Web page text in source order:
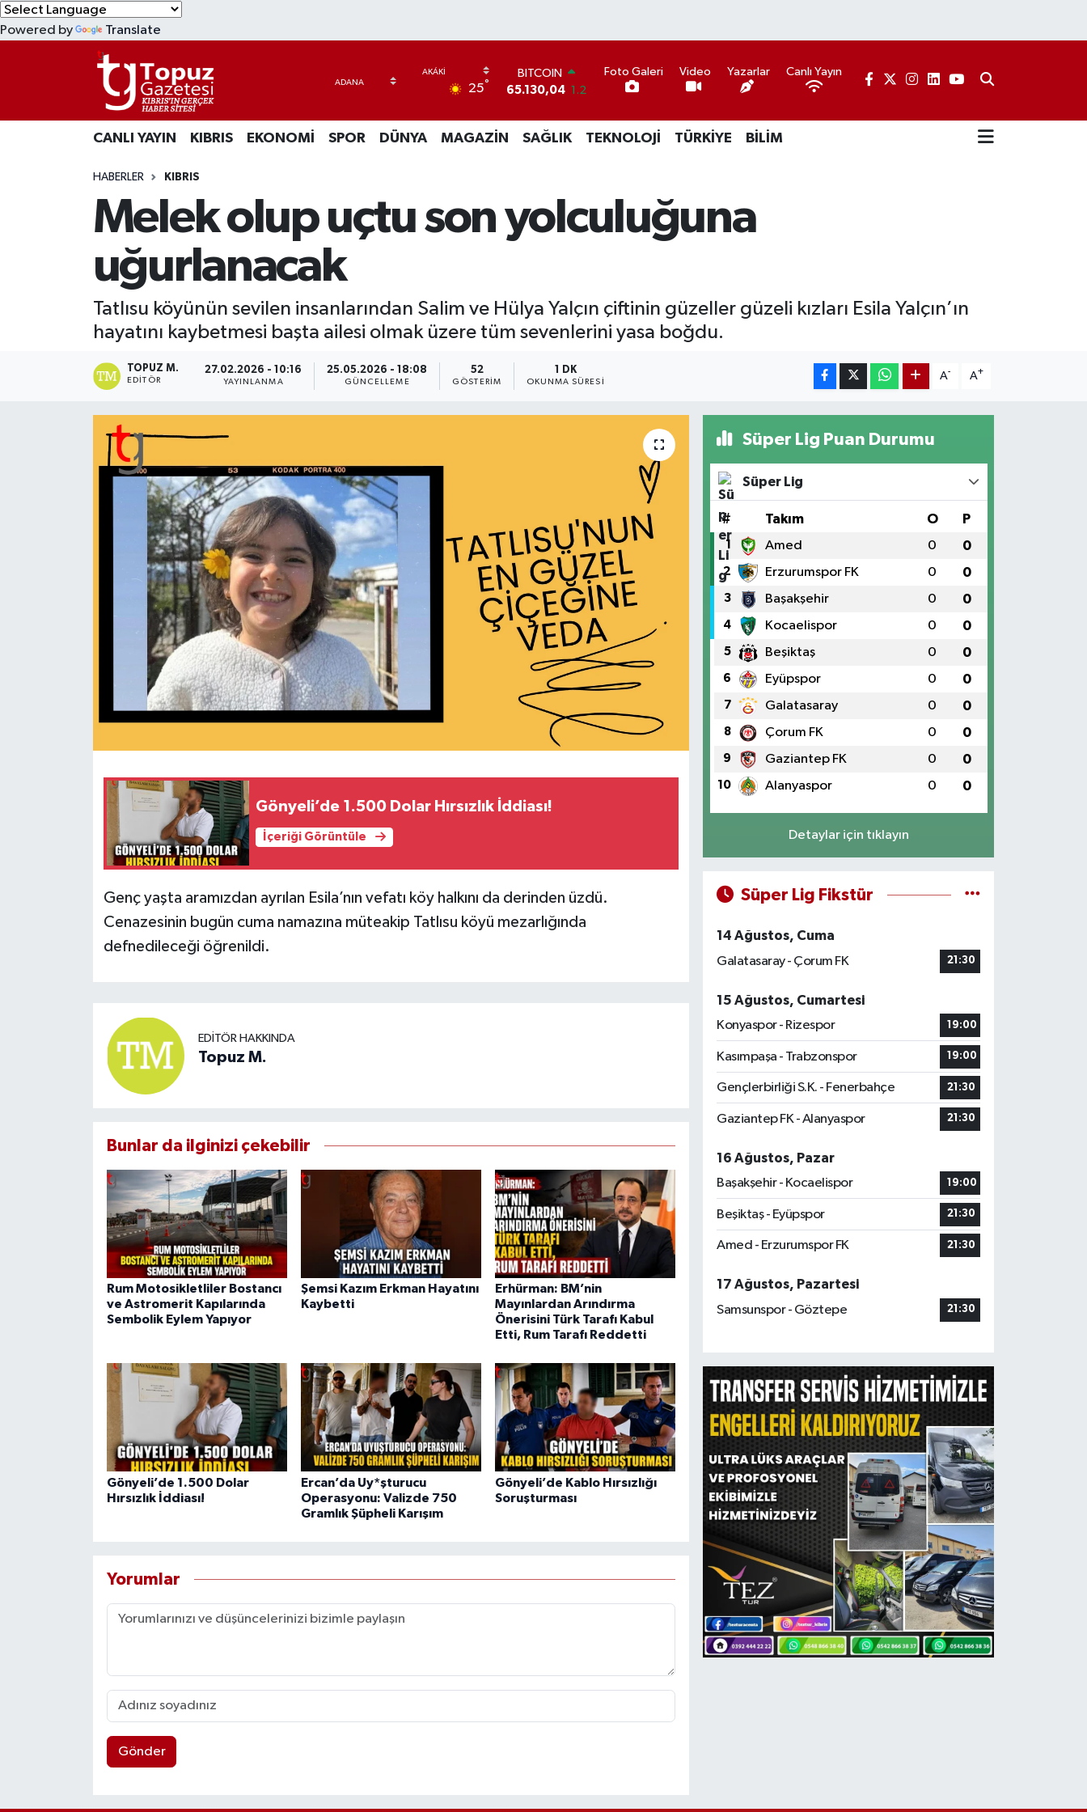
Powered by Translate
25°
BITCOIN
65.130,04 1.2
47,7106 0.17
EURO
GRAM ALTIN
6618.49
2.12
BİST100
Foto Galeri Video Yazarlar Canlı Yayın
CANLI YAYIN KIBRIS EKONOMİ SPOR DÜNYA MAGAZİN SAĞLIK TEKNOLOJİ TÜRKİYE BİLİM
HABERLER KIBRIS
Melek olup uçtu son yolculuğuna
uğurlanacak
Tatlısu köyünün sevilen insanlarından Salim ve Hülya Yalçın çiftinin güzeller güzeli kızları Esila Yalçın’ın
hayatını kaybetmesi başta ailesi olmak üzere tüm sevenlerini yasa boğdu.
TOPUZ M.
EDITÖR
27.02.2026 - 10:16
YAYINLANMA
25.05.2026 - 18:08
GÜNCELLEME
52
GÖSTERIM
1 DK
OKUNMA SÜRESI
A- A+
Gönyeli’de 1.500 Dolar Hırsızlık İddiası!
İçeriği Görüntüle
Genç yaşta aramızdan ayrılan Esila’nın vefatı köy halkını da derinden üzdü.
Cenazesinin bugün cuma namazına müteakip Tatlısu köyü mezarlığında
defnedileceği öğrenildi.
EDITÖR HAKKINDA
Topuz M.
Bunlar da ilginizi çekebilir
Rum Motosikletliler Bostancı
ve Astromerit Kapılarında
Sembolik Eylem Yapıyor
Şemsi Kazım Erkman Hayatını
Kaybetti
Erhürman: BM’nin
Mayınlardan Arındırma
Önerisini Türk Tarafı Kabul
Etti, Rum Tarafı Reddetti
Gönyeli’de 1.500 Dolar
Hırsızlık İddiası!
Ercan’da Uy*şturucu
Operasyonu: Valizde 750
Gramlık Şüpheli Karışım
Gönyeli’de Kablo Hırsızlığı
Soruşturması
Yorumlar
Gönder
Süper Lig Puan Durumu
Süper Lig
# Takım O P
1 Amed 0 0
2 Erzurumspor FK 0 0
3 Başakşehir 0 0
4 Kocaelispor 0 0
5 Beşiktaş 0 0
6 Eyüpspor 0 0
7 Galatasaray 0 0
8 Çorum FK 0 0
9 Gaziantep FK 0 0
10 Alanyaspor 0 0
Detaylar için tıklayın
Süper Lig Fikstür
14 Ağustos, Cuma
Galatasaray - Çorum FK
21:30
15 Ağustos, Cumartesi
Konyaspor - Rizespor
19:00
Kasımpaşa - Trabzonspor 19:00
Gençlerbirliği S.K. - Fenerbahçe 21:30
Gaziantep FK - Alanyaspor 21:30
16 Ağustos, Pazar
Başakşehir - Kocaelispor
19:00
Beşiktaş - Eyüpspor 21:30
Amed - Erzurumspor FK 21:30
17 Ağustos, Pazartesi
Samsunspor - Göztepe
21:30
EKONOMİ
MAGAZİN
TEKNOLOJİ
Lefkoşa Nöbetçi Eczaneler
Lefkoşa Hava Durumu
Lefkoşa Trafik Yoğunluk Haritası
Süper Lig Puan Durumu ve Fikstür
Tüm Manşetler
Son Dakika Haberleri
Haber Arşivi